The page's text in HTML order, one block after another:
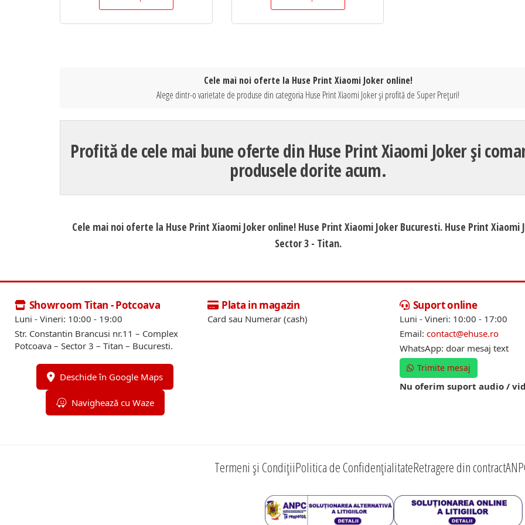
Cele mai noi oferte la Huse Print Xiaomi Joker online!
Alege dintr-o varietate de produse din categoria Huse Print Xiaomi Joker și profită de Super Prețuri!
Profită de cele mai bune oferte din Huse Print Xiaomi Joker și
produsele dorite acum.
Cele mai noi oferte la Huse Print Xiaomi Joker online! Huse Print Xiaomi Joker Bucuresti. Huse Print Xiaomi
Sector 3 - Titan.
Showroom Titan - Potcoava
Luni - Vineri: 10:00 - 19:00
Str. Constantin Brancusi nr.11 – Complex
Potcoava – Sector 3 – Titan – Bucuresti.
Deschide în Google Maps
Navighează cu Waze
Plata in magazin
Card sau Numerar (cash)
Suport online
Luni - Vineri: 10:00 - 17:00
Email: contact@ehuse.ro
WhatsApp: doar mesaj text
Trimite mesaj
Nu oferim suport audio /
Termeni și CondițiiPolitica de ConfidențialitateRetragere din contract